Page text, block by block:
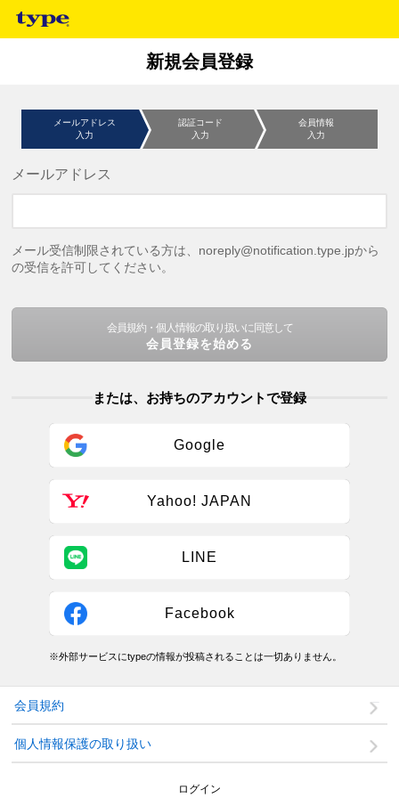
新規会員登録
メールアドレス
入力
認証コード
入力
会員情報
入力
メールアドレス
メール受信制限されている方は、noreply@notification.type.jpから
の受信を許可してください。
会員規約・個人情報の取り扱いに同意して
会員登録を始める
または、お持ちのアカウントで登録
Google
Yahoo! JAPAN
LINE
Facebook
※外部サービスにtypeの情報が投稿されることは一切ありません。
会員規約
個人情報保護の取り扱い
ログイン